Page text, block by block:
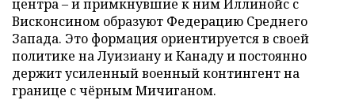
центра – и примкнувшие к ним Иллинойс с
Висконсином образуют Федерацию Среднего
Запада. Это формация ориентируется в своей
политике на Луизиану и Канаду и постоянно
держит усиленный военный контингент на
границе с чёрным Мичиганом.